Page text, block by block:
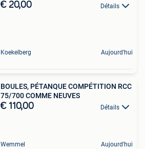
€ 20,00 Détails
Koekelberg Aujourd'hui
BOULES, PÉTANQUE COMPÉTITION RCC
75/700 COMME NEUVES
€ 110,00 Détails
Wemmel Aujourd'hui